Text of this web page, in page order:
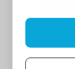
Corp